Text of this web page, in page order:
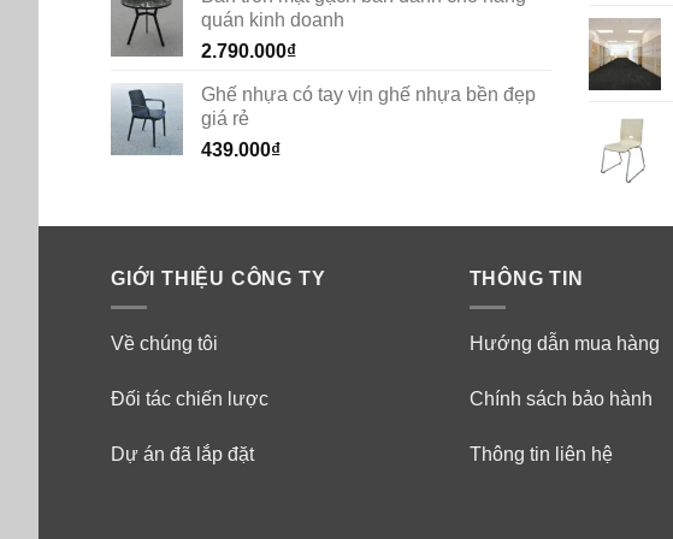
quán kinh doanh
2.790.000₫
Ghế nhựa có tay vịn ghế nhựa bền đẹp
giá rẻ
439.000₫
GIỚI THIỆU CÔNG TY
Về chúng tôi
Đối tác chiến lược
Dự án đã lắp đặt
THÔNG TIN
Hướng dẫn mua hàng
Chính sách bảo hành
Thông tin liên hệ